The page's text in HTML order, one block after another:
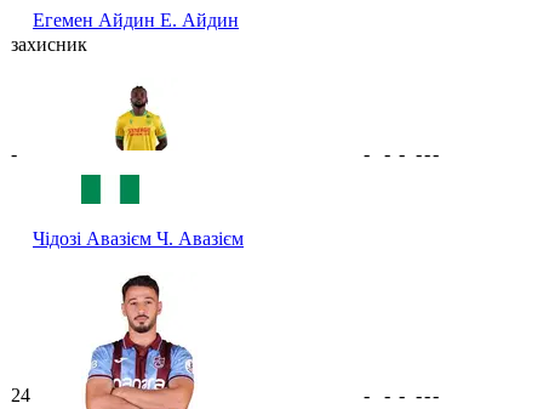
Егемен Айдин Е. Айдин
захисник
-
Чідозі Авазієм Ч. Авазієм
- - - ---
24 - - - ---